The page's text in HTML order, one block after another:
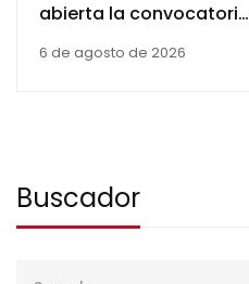
abierta la convocatoria
de la cuarta edición del
6 de agosto de 2026
Buscador